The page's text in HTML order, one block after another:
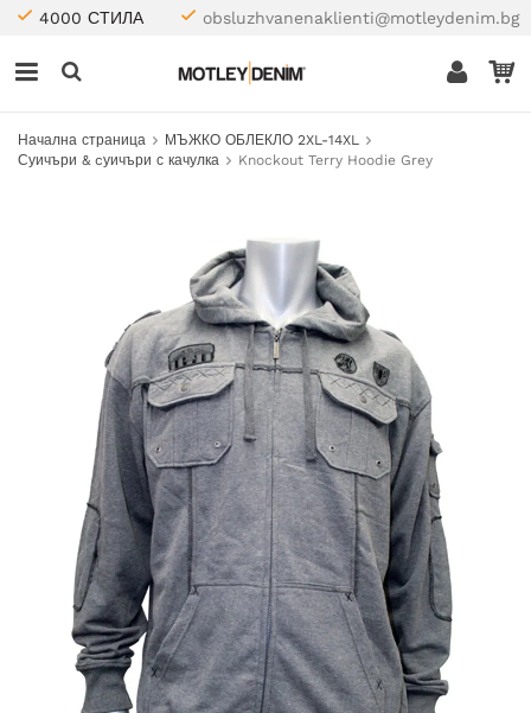
4000 СТИЛА obsluzhvanenaklienti@motleydenim.bg
Начална страница
МЪЖКО ОБЛЕКЛО 2XL-14XL
Суичъри & cуичъри с качулка
Knockout Terry Hoodie Grey